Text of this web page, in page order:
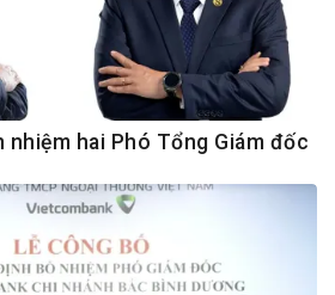
nhiệm hai Phó Tổng Giám đốc